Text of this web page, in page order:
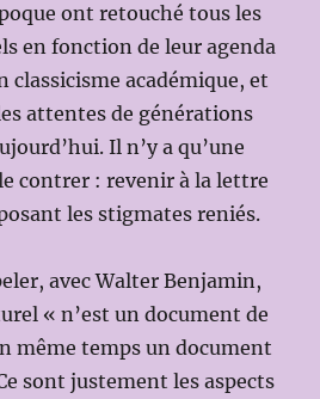
ont retouché tous les
en fonction de leur agenda
classicisme académique, et
attentes de générations
Il n’y a qu’une
contrer : revenir à la lettre
les stigmates reniés.
avec Walter Benjamin,
« n’est un document de
même temps un document
sont justement les aspects